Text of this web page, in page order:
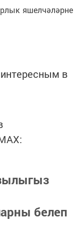
яшелчәләрне
в
белеп